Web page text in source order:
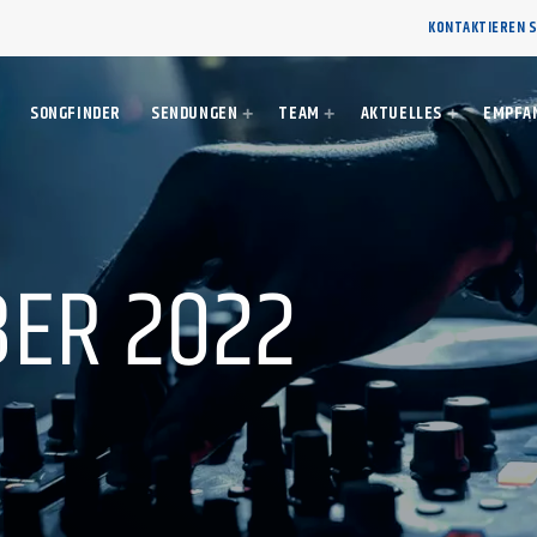
KONTAKTIEREN
SONGFINDER SENDUNGEN TEAM AKTUELLES
2022